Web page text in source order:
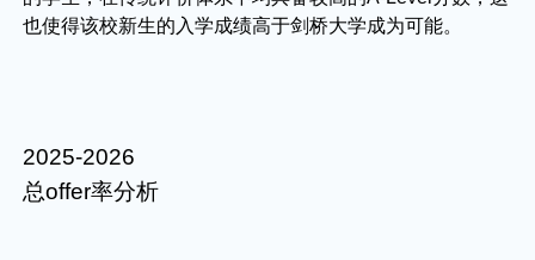
也使得该校新生的入学成绩高于剑桥大学成为可能。
2025-2026
总offer率分析